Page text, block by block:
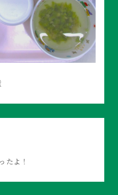
たよ！